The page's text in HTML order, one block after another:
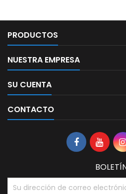
PRODUCTOS
NUESTRA EMPRESA
SU CUENTA
CONTACTO